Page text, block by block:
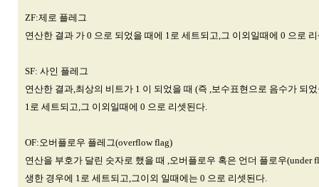
ZF:제로 플레그
연산한 결과 가 0 으로 되었을 때에 1로 세트되고,그 이외일때에 0 으로
SF: 사인 플레그
연산한 결과,최상의 비트가 1 이 되었을 때 (즉 ,보수표현으로 음수가 되
1로 세트되고,그 이외일때에 0 으로 리셋된다.
OF:오버플로우 플레그(overflow flag)
연산을 부호가 달린 숫자로 했을 때 ,오버플로우 혹은 언더 플로우(under
생한 경우에 1로 세트되고,그이외 일때에는 0 으로 리셋된다.